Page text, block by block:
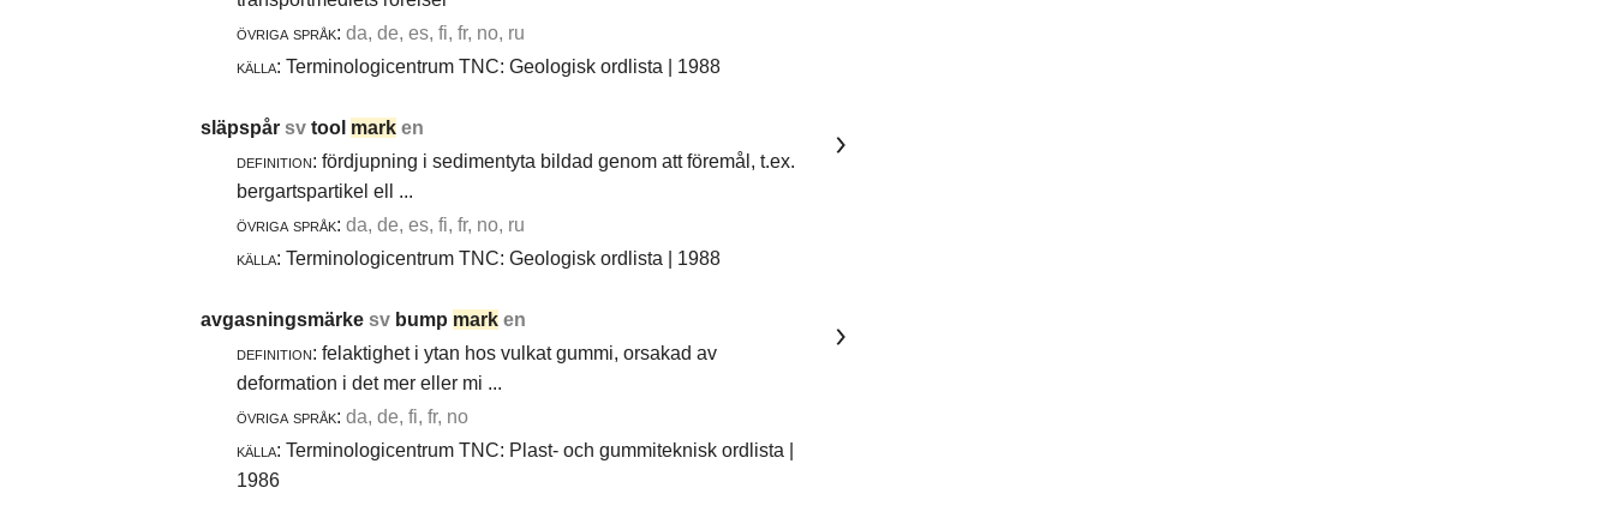
övriga språk: da, de, es, fi, fr, no, ru
källa: Terminologicentrum TNC: Geologisk ordlista | 1988
släpspår sv tool mark en
definition: fördjupning i sedimentyta bildad genom att föremål, t.ex.
bergartspartikel ell ...
övriga språk: da, de, es, fi, fr, no, ru
källa: Terminologicentrum TNC: Geologisk ordlista | 1988
avgasningsmärke sv bump mark en
definition: felaktighet i ytan hos vulkat gummi, orsakad av
deformation i det mer eller mi ...
övriga språk: da, de, fi, fr, no
källa: Terminologicentrum TNC: Plast- och gummiteknisk ordlista |
1986